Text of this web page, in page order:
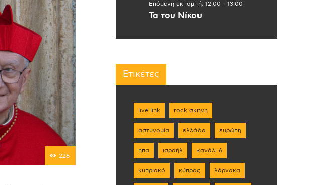
226
Επόμενη εκπομπή: 12:00 - 13:00
Τα του Νίκου
Ετικέτες
live link rock σκηνη
αστυνομία ελλάδα ευρώπη
ηπα ισραήλ κανάλι 6
κυπριακό κύπρος λάρνακα